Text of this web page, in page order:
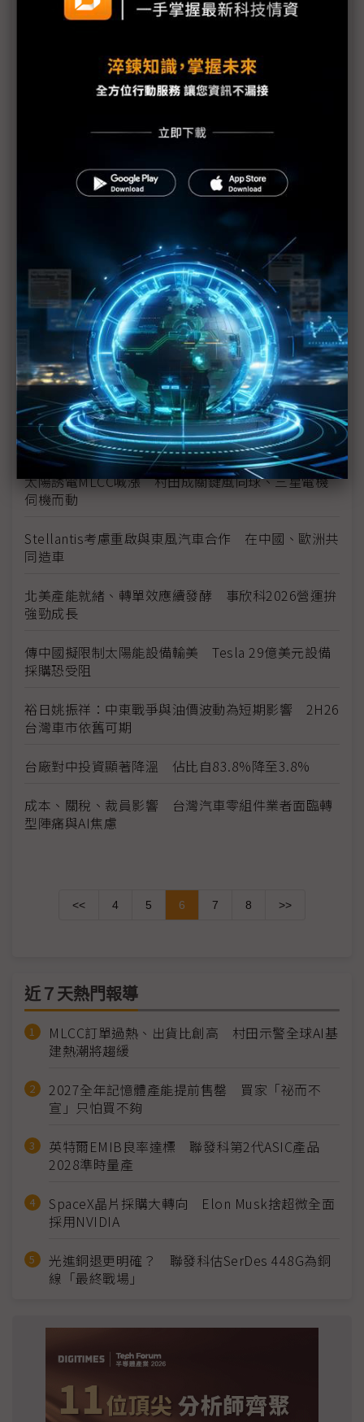
海外建廠趨勢興起 美系自動化大廠指人才與生態系
台廠踴躍發放股利並調高薪資 人均GDP上看4.4萬美
川普點評關稅退稅：不申請才是聰明舉動
美國非法關稅退款作業費時 蘋果預計3Q26才能領回
部分款項
美國啟動川普關稅退款平台 進口商須自負申報正確
日產新款EV馬達重稀土用量減9成 大幅降低中國供
應風險
加速製造業回流 美國研議收緊汽車進口規則
美國海關將啟動退稅 陷酷寒邊界車業迎來小額續命
錢
全球需求放緩結構未變 高油價恐難持續
太陽誘電MLCC喊漲 村田成關鍵風向球、三星電機
伺機而動
Stellantis考慮重啟與東風汽車合作 在中國、歐洲共
同造車
北美產能就緒、轉單效應續發酵 事欣科2026營運拚
強勁成長
傳中國擬限制太陽能設備輸美 Tesla 29億美元設備
採購恐受阻
裕日姚振祥：中東戰爭與油價波動為短期影響 2H26
台灣車市依舊可期
台廠對中投資顯著降溫 佔比自83.8%降至3.8%
成本、關稅、裁員影響 台灣汽車零組件業者面臨轉
型陣痛與AI焦慮
<< 4 5 6 7 8 >>
近７天熱門報導
MLCC訂單過熱、出貨比創高 村田示警全球AI基
建熱潮將趨緩
2027全年記憶體產能提前售罄 買家「祕而不
宣」只怕買不夠
英特爾EMIB良率達標 聯發科第2代ASIC產品
2028準時量產
SpaceX晶片採購大轉向 Elon Musk捨超微全面
採用NVIDIA
光進銅退更明確？ 聯發科估SerDes 448G為銅
線「最終戰場」